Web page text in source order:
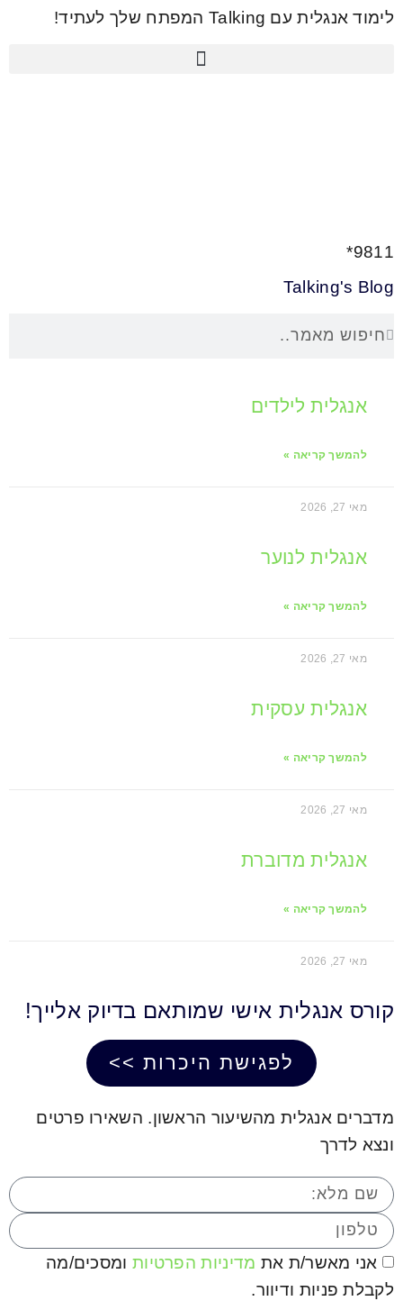
לתוכן
לימוד אנגלית עם Talking המפתח שלך לעתיד!
9811*
Talking's Blog
אנגלית לילדים
להמשך קריאה »
מאי 27, 2026
אנגלית לנוער
להמשך קריאה »
מאי 27, 2026
אנגלית עסקית
להמשך קריאה »
מאי 27, 2026
אנגלית מדוברת
להמשך קריאה »
מאי 27, 2026
קורס אנגלית אישי שמותאם בדיוק אלייך!
לפגישת היכרות >>
מדברים אנגלית מהשיעור הראשון. השאירו פרטים
ונצא לדרך
אני מאשר/ת את מדיניות הפרטיות ומסכים/מה
לקבלת פניות ודיוור.